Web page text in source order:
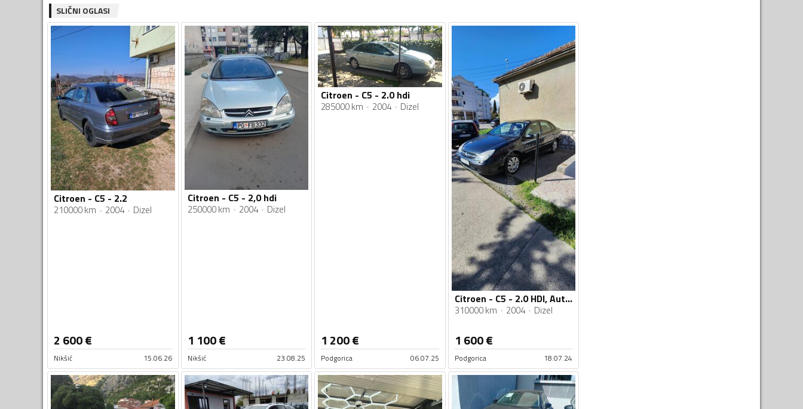
SLIČNI OGLASI
Citroen - C5 - 2.2
210000 km 2004 Dizel
2 600€
Nikšić 15.06.26
Citroen - C5 - 2,0 hdi
250000 km 2004 Dizel
1 100€
Nikšić 23.08.25
Citroen - C5 - 2.0 hdi
285000 km 2004 Dizel
1 200€
Podgorica 06.07.25
Citroen - C5 - 2.0 HDI, Automatic Gearbox
310000 km 2004 Dizel
1 600€
Podgorica 18.07.24